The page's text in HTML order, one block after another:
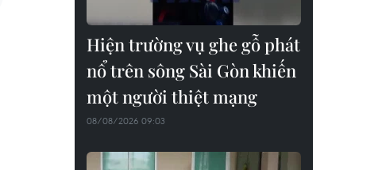
Hiện trường vụ ghe gỗ phát
nổ trên sông Sài Gòn khiến
một người thiệt mạng
08/08/2026 09:03